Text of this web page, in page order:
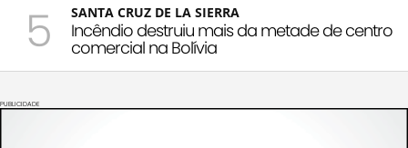
5 SANTA CRUZ DE LA SIERRA
Incêndio destruiu mais da metade de centro
comercial na Bolívia
PUBLICIDADE